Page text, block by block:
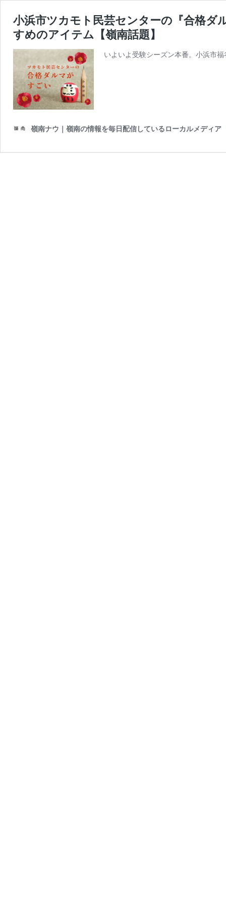
小浜市ツカモト民芸センターの『合格ダ
すめのアイテム【嶺南話題】
いよいよ受験シーズン本番。小浜市
嶺南ナウ｜嶺南の情報を毎日配信しているローカルメディア